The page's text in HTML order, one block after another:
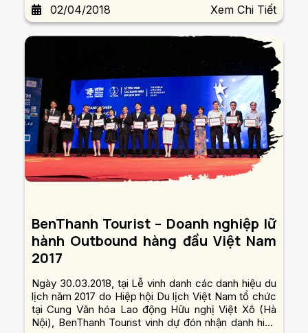
02/04/2018 Xem Chi Tiết
BenThanh Tourist – Doanh nghiệp lữ
hành Outbound hàng đầu Việt Nam
2017
Ngày 30.03.2018, tại Lễ vinh danh các danh hiệu du
lịch năm 2017 do Hiệp hội Du lịch Việt Nam tổ chức
tại Cung Văn hóa Lao động Hữu nghị Việt Xô (Hà
Nội), BenThanh Tourist vinh dự đón nhận danh hiệu